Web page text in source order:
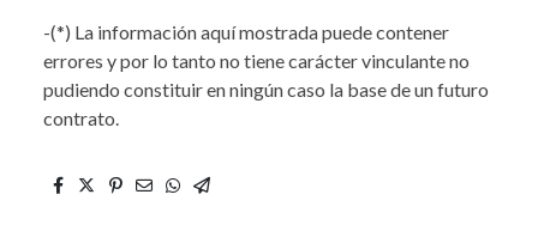
-(*) La información aquí mostrada puede contener
errores y por lo tanto no tiene carácter vinculante no
pudiendo constituir en ningún caso la base de un futuro
contrato.